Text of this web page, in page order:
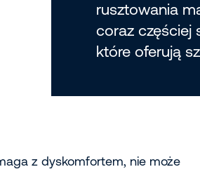
rusztowania
coraz częściej
które oferują
z dyskomfortem, nie może